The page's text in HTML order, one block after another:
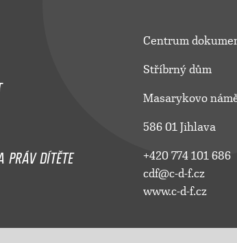
PRÁV DÍTĚTE
Centrum
Stříbrný dům
Masarykovo
586 01 Jihlava
+420 774 101 686
cdf@c-d-f.cz
www.c-d-f.cz